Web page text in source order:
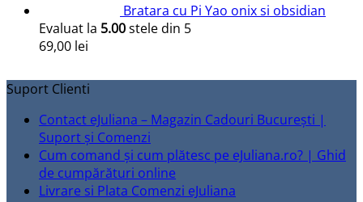
Bratara cu Pi Yao onix si obsidian
Evaluat la 5.00stele din 5
69,00 lei
Suport Clienti
Contact eJuliana – Magazin Cadouri București |
Suport și Comenzi
Cum comand și cum plătesc pe eJuliana.ro? | Ghid
de cumpărături online
Livrare si Plata Comenzi eJuliana